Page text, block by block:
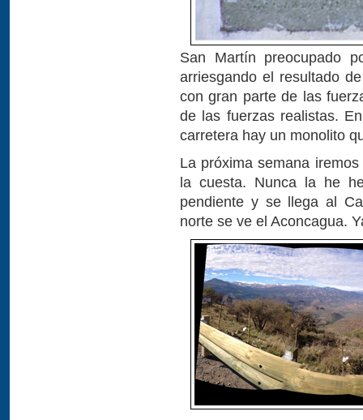
San Martín preocupado
arriesgando el resultado
con gran parte de las
de las fuerzas realistas.
carretera hay un monolito
La próxima semana
la cuesta. Nunca la he
pendiente y se llega al
norte se ve el Aconcagua.